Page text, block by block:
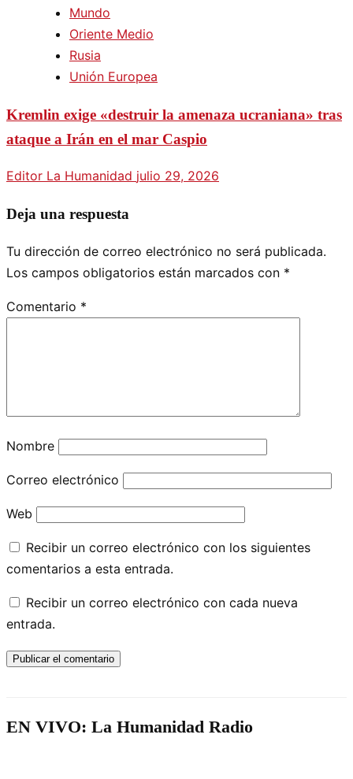
Mundo
Oriente Medio
Rusia
Unión Europea
Kremlin exige «destruir la amenaza ucraniana» tras
ataque a Irán en el mar Caspio
Editor La Humanidad julio 29, 2026
Deja una respuesta
Tu dirección de correo electrónico no será publicada.
Los campos obligatorios están marcados con *
Comentario *
Nombre
Correo electrónico
Web
Recibir un correo electrónico con los siguientes
comentarios a esta entrada.
Recibir un correo electrónico con cada nueva
entrada.
EN VIVO: La Humanidad Radio